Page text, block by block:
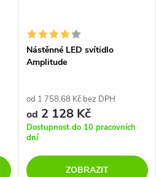
Nástěnné LED svítidlo
Amplitude
od 1 758,68 Kč bez DPH
od 2 128 Kč
Dostupnost do 10 pracovních
dní
ZOBRAZIT